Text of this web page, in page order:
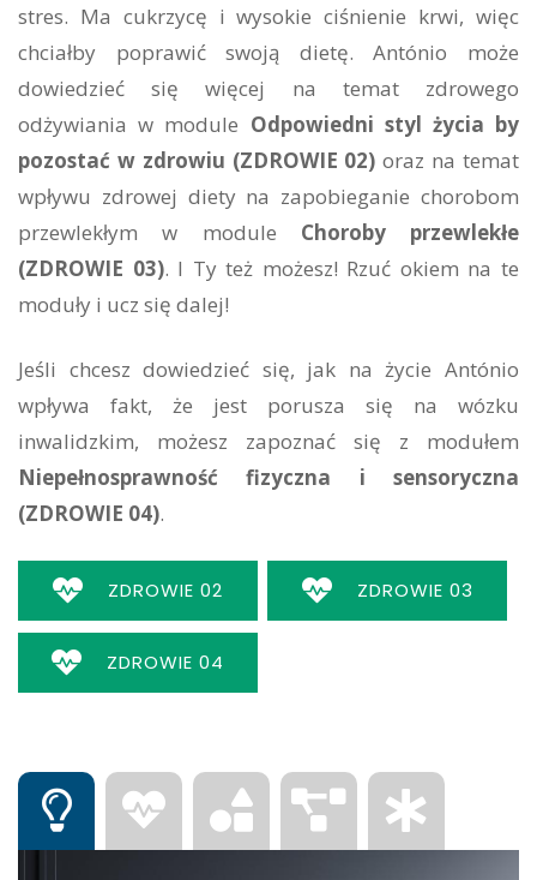
stres. Ma cukrzycę i wysokie ciśnienie krwi, więc
chciałby poprawić swoją dietę. António może
dowiedzieć się więcej na temat zdrowego
odżywiania w module Odpowiedni styl życia by
pozostać w zdrowiu (ZDROWIE 02)oraz na temat
wpływu zdrowej diety na zapobieganie chorobom
przewlekłym w module Choroby przewlekłe
(ZDROWIE 03). I Ty też możesz! Rzuć okiem na te
moduły i ucz się dalej!
Jeśli chcesz dowiedzieć się, jak na życie António
wpływa fakt, że jest porusza się na wózku
inwalidzkim, możesz zapoznać się z modułem
Niepełnosprawność fizyczna i sensoryczna
(ZDROWIE 04).
ZDROWIE 02 ZDROWIE 03
ZDROWIE 04